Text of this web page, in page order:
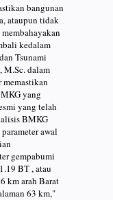
bangunan
ataupun tidak
kedalam
Tsunami
M.Sc. dalam
yang
yang telah
BMKG
awal
gempabumi
BT , atau
km arah Barat
63 km,"